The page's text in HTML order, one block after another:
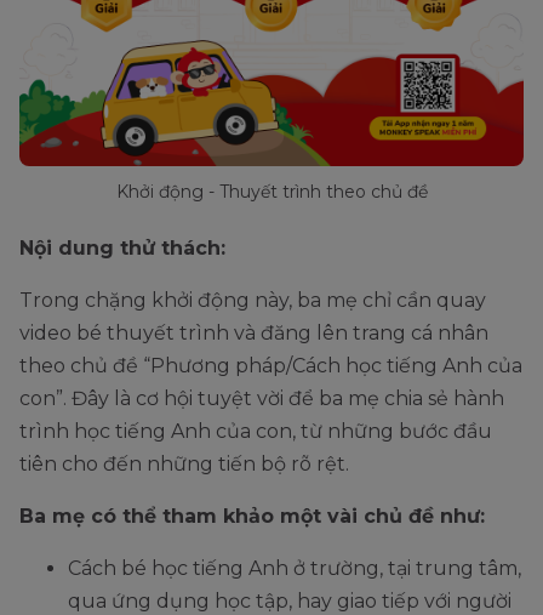
Khởi động - Thuyết trình theo chủ đề
Nội dung thử thách:
Trong chặng khởi động này, ba mẹ chỉ cần quay
video bé thuyết trình và đăng lên trang cá nhân
theo chủ đề “Phương pháp/Cách học tiếng Anh của
con”. Đây là cơ hội tuyệt vời để ba mẹ chia sẻ hành
trình học tiếng Anh của con, từ những bước đầu
tiên cho đến những tiến bộ rõ rệt.
Ba mẹ có thể tham khảo một vài chủ đề như:
Cách bé học tiếng Anh ở trường, tại trung tâm,
qua ứng dụng học tập, hay giao tiếp với người